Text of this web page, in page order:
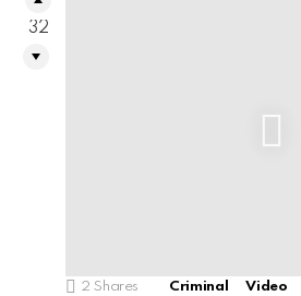
2 Shares Criminal Video
32